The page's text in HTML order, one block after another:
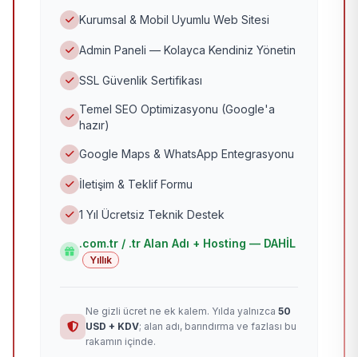
Kurumsal & Mobil Uyumlu Web Sitesi
Admin Paneli — Kolayca Kendiniz Yönetin
SSL Güvenlik Sertifikası
Temel SEO Optimizasyonu (Google'a
hazır)
Google Maps & WhatsApp Entegrasyonu
İletişim & Teklif Formu
1 Yıl Ücretsiz Teknik Destek
.com.tr / .tr Alan Adı + Hosting — DAHİL
Yıllık
Ne gizli ücret ne ek kalem. Yılda yalnızca 50
USD + KDV; alan adı, barındırma ve fazlası bu
rakamın içinde.